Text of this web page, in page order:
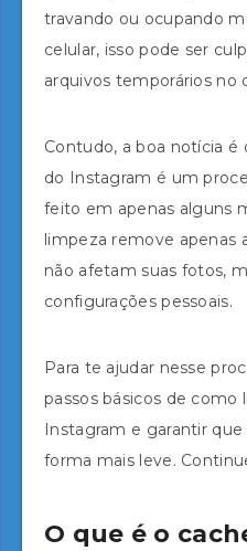
travando ou ocupando
celular, isso pode ser
arquivos temporários no
Contudo, a boa notícia
do Instagram é um
feito em apenas alguns
limpeza remove apenas
não afetam suas fotos,
configurações pessoais.
Para te ajudar nesse
passos básicos de como
Instagram e garantir
forma mais leve.
O que é o